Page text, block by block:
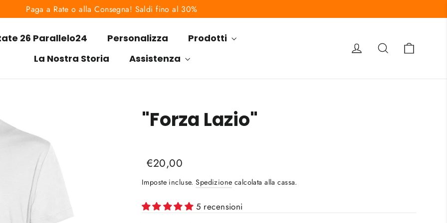
Paga a Rate o alla Consegna! Saldi fino al 30%
26 Parallelo24 Personalizza
Prodotti
La Nostra Storia
Assistenza
Accedi Cerca
"Forza Lazio"
Prezzo
listino
Prezzo
€20,00
Imposte incluse.Spedizione calcolata alla cassa.
5 recensioni